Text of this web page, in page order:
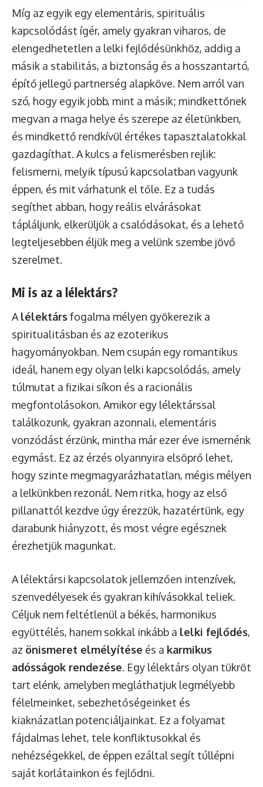
Míg az egyik egy elementáris, spirituális
kapcsolódást ígér, amely gyakran viharos, de
elengedhetetlen a lelki fejlődésünkhöz, addig a
másik a stabilitás, a biztonság és a hosszantartó,
építő jellegű partnerség alapköve. Nem arról van
szó, hogy egyik jobb, mint a másik; mindkettőnek
megvan a maga helye és szerepe az életünkben,
és mindkettő rendkívül értékes tapasztalatokkal
gazdagíthat. A kulcs a felismerésben rejlik:
felismerni, melyik típusú kapcsolatban vagyunk
éppen, és mit várhatunk el tőle. Ez a tudás
segíthet abban, hogy reális elvárásokat
tápláljunk, elkerüljük a csalódásokat, és a lehető
legteljesebben éljük meg a velünk szembe jövő
szerelmet.
Mi is az a lélektárs?
A lélektársfogalma mélyen gyökerezik a
spiritualitásban és az ezoterikus
hagyományokban. Nem csupán egy romantikus
ideál, hanem egy olyan lelki kapcsolódás, amely
túlmutat a fizikai síkon és a racionális
megfontolásokon. Amikor egy lélektárssal
találkozunk, gyakran azonnali, elementáris
vonzódást érzünk, mintha már ezer éve ismernénk
egymást. Ez az érzés olyannyira elsöprő lehet,
hogy szinte megmagyarázhatatlan, mégis mélyen
a lelkünkben rezonál. Nem ritka, hogy az első
pillanattól kezdve úgy érezzük, hazatértünk, egy
darabunk hiányzott, és most végre egésznek
érezhetjük magunkat.
A lélektársi kapcsolatok jellemzően intenzívek,
szenvedélyesek és gyakran kihívásokkal teliek.
Céljuk nem feltétlenül a békés, harmonikus
együttélés, hanem sokkal inkább a lelki fejlődés,
az önismeret elmélyítése és a karmikus
adósságok rendezése. Egy lélektárs olyan tükröt
tart elénk, amelyben megláthatjuk legmélyebb
félelmeinket, sebezhetőségeinket és
kiaknázatlan potenciáljainkat. Ez a folyamat
fájdalmas lehet, tele konfliktusokkal és
nehézségekkel, de éppen ezáltal segít túllépni
saját korlátainkon és fejlődni.